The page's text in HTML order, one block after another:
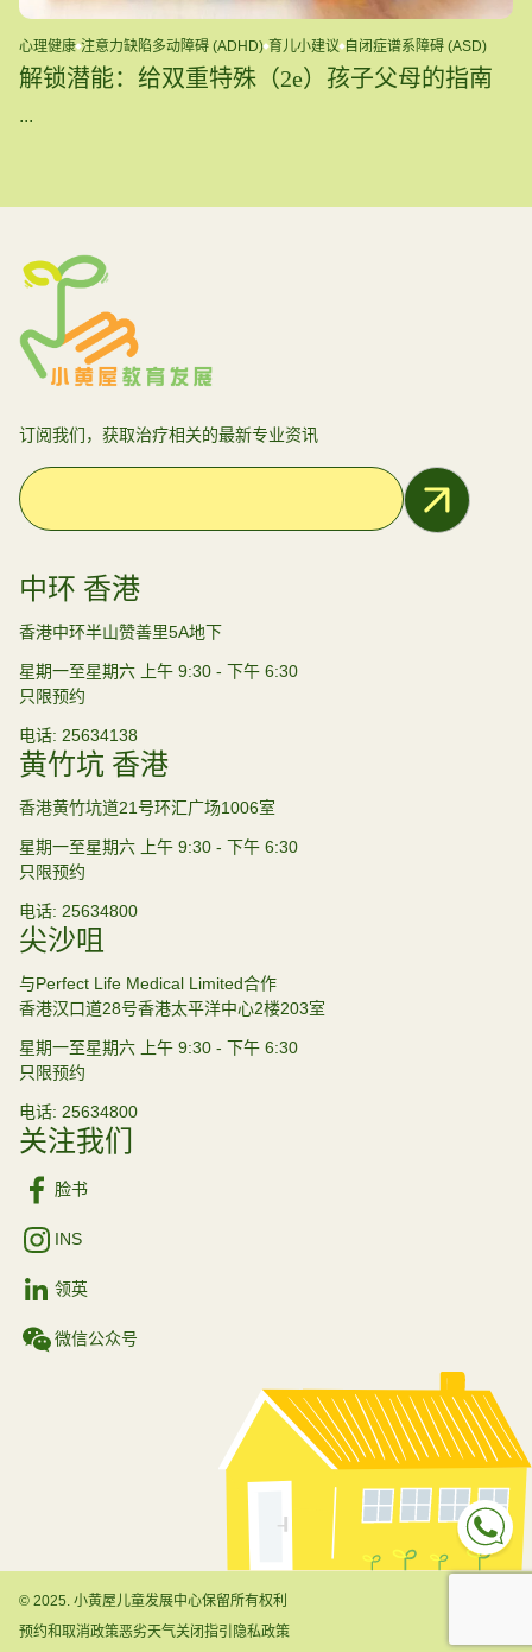
心理健康 注意力缺陷多动障碍 (ADHD) 育儿小建议 自闭症谱系障碍 (ASD)
解锁潜能：给双重特殊（2e）孩子父母的指南
...
订阅我们，获取治疗相关的最新专业资讯
Email Address
中环 香港
香港中环半山赞善里5A地下
星期一至星期六 上午 9:30 - 下午 6:30
只限预约
电话 25634138
黄竹坑 香港
香港黄竹坑道21号环汇广场1006室
星期一至星期六 上午 9:30 - 下午 6:30
只限预约
电话 25634800
尖沙咀
与Perfect Life Medical Limited合作
香港汉口道28号香港太平洋中心2楼203室
星期一至星期六 上午 9:30 - 下午 6:30
只限预约
电话 25634800
关注我们
脸书
INS
领英
微信公众号
© 2025. 小黄屋儿童发展中心保留所有权利
预约和取消政策恶劣天气关闭指引 隐私政策